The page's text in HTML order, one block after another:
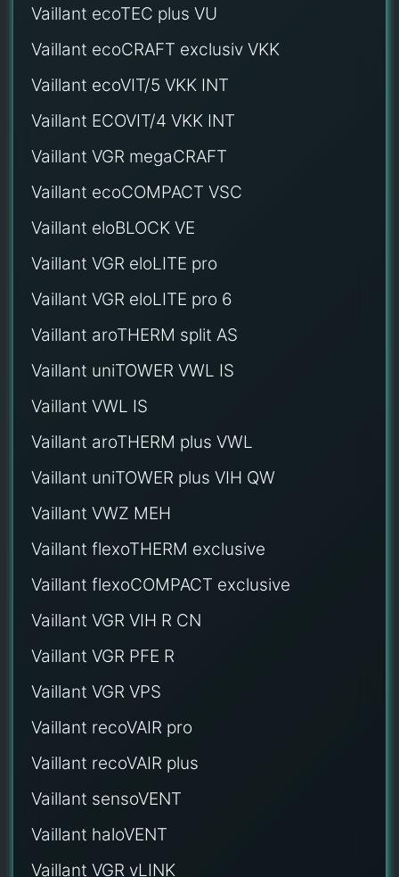
Vaillant ecoTEC plus VU
Vaillant ecoCRAFT exclusiv VKK
Vaillant ecoVIT/5 VKK INT
Vaillant ECOVIT/4 VKK INT
Vaillant VGR megaCRAFT
Vaillant ecoCOMPACT VSC
Vaillant eloBLOCK VE
Vaillant VGR eloLITE pro
Vaillant VGR eloLITE pro 6
Vaillant aroTHERM split AS
Vaillant uniTOWER VWL IS
Vaillant VWL IS
Vaillant aroTHERM plus VWL
Vaillant uniTOWER plus VIH QW
Vaillant VWZ MEH
Vaillant flexoTHERM exclusive
Vaillant flexoCOMPACT exclusive
Vaillant VGR VIH R CN
Vaillant VGR PFE R
Vaillant VGR VPS
Vaillant recoVAIR pro
Vaillant recoVAIR plus
Vaillant sensoVENT
Vaillant haloVENT
Vaillant VGR vLINK